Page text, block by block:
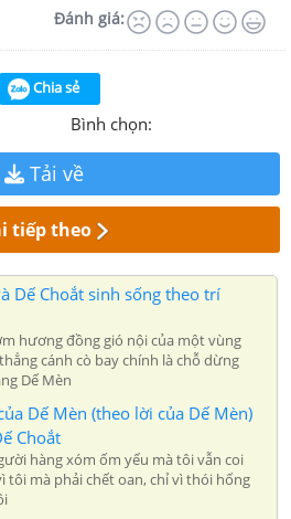
Đánh giá:
Chia sẻ
Bình chọn:
Tải về
tiếp theo
Dế Choắt sinh sống theo trí
hương đồng gió nội của một vùng
cánh cò bay chính là chỗ dừng
Dế Mèn
Dế Mèn (theo lời của Dế Mèn)
Choắt
hàng xóm ốm yếu mà tôi vẫn coi
mà phải chết oan, chỉ vì thói hống